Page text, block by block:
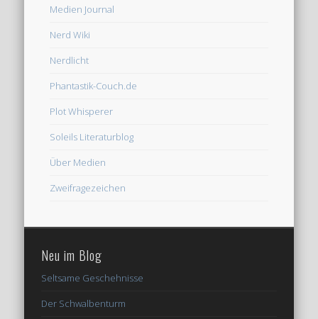
Medien Journal
Nerd Wiki
Nerdlicht
Phantastik-Couch.de
Plot Whisperer
Soleils Literaturblog
Über Medien
Zweifragezeichen
Neu im Blog
Seltsame Geschehnisse
Der Schwalbenturm